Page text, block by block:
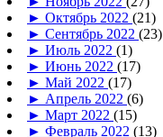
► Октябрь 2022 (21)
► Сентябрь 2022 (23)
► Июль 2022 (1)
► Июнь 2022 (17)
► Май 2022 (17)
► Апрель 2022 (6)
► Март 2022 (15)
► Февраль 2022 (13)